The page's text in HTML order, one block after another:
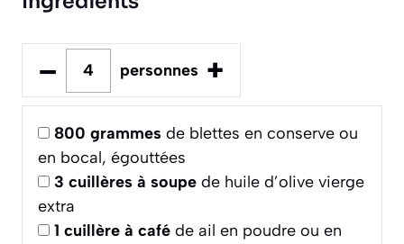
– personnes +
800 grammes de blettes en conserve ou
en bocal, égouttées
3 cuillères à soupe de huile d’olive vierge
extra
1 cuillère à café de ail en poudre ou en